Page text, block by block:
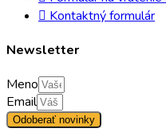
Kontaktný formulár
Newsletter
Meno
Email
Odoberať novinky